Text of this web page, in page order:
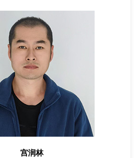
宫润林